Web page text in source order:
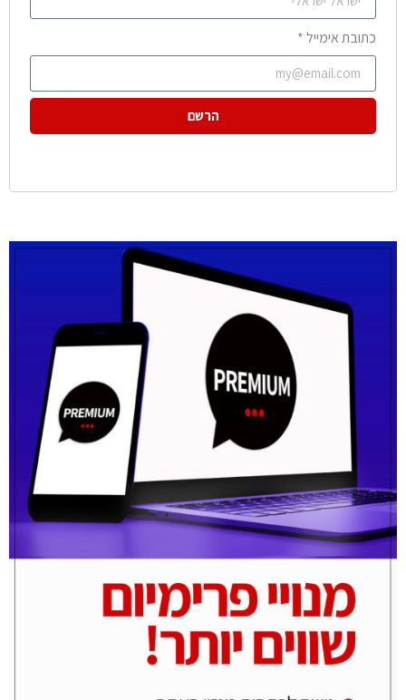
כתובת אימייל *
הרשם